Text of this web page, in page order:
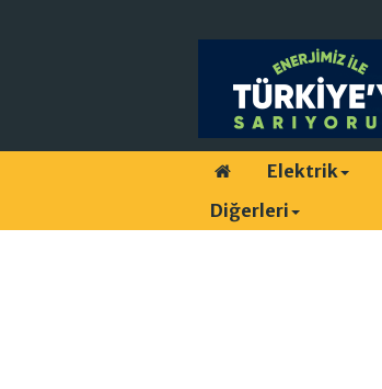
Elektrik
Diğerleri